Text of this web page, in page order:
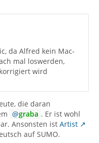
da Alfred kein Mac-
mal loswerden,
wird
die daran
graba . Er ist wohl
Ansonsten ist Artist
auf SUMO.